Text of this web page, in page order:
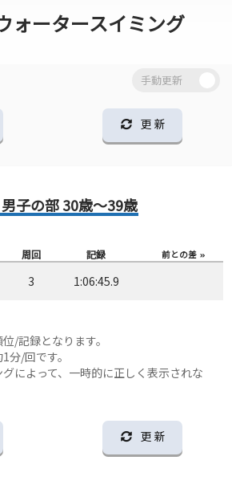
ォータースイミング
更 新
子の部 30歳～39歳
周回 記録 前との差
3 1:06:45.9
/記録となります。
/回です。
によって、一時的に正しく表示されな
更 新